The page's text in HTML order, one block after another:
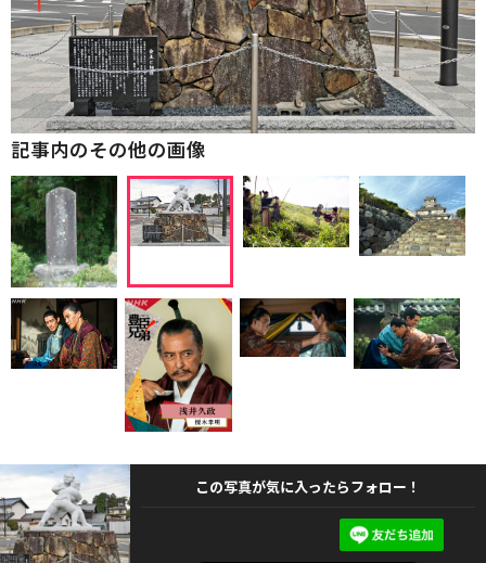
記事内のその他の画像
この写真が気に入ったらフォロー！